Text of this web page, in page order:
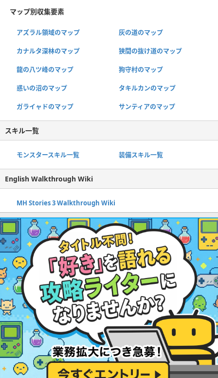
マップ別収集要素
アズラル領域のマップ 灰の道のマップ
カナルタ深林のマップ 狭間の抜け道のマップ
龍の八ツ峰のマップ 狗守村のマップ
惑いの沼のマップ タキルカンのマップ
ガライャドのマップ サンティアのマップ
スキル一覧
モンスタースキル一覧 装備スキル一覧
English Walkthrough Wiki
MH Stories 3 Walkthrough Wiki